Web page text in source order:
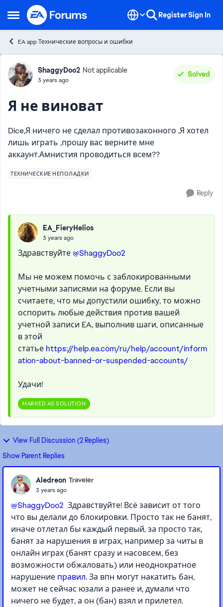
Open Side Menu
Skip to content RegisterSign In
EA app Технические вопросы и ошибки
Forum Discussion
ShaggyDoo2 Not applicable
3 years ago
Solved
Я не виноват
Dice,Я ничего не сделал противозаконного ,Я хотел
лишь играть ,прошу вас верните мне
аккаунт.Амнистия проводиться всем??
ТЕХНИЧЕСКИЕ НЕПОЛАДКИ
Reply
EA_FieryHelios
3 years ago
Здравствуйте @ShaggyDoo2
Мы не можем помочь с заблокированными
учетными записями на форуме. Если вы
считаете, что мы допустили ошибку, то можно
оспорить любые действия против вашей
учетной записи EA, выполнив шаги, описанные
в этой
статье https://help.ea.com/ru/help/account/inform
ation-about-banned-or-suspended-accounts/
Удачи!
MARKED AS SOLUTION
View Full Discussion (2 Replies)
Show Parent Replies
Aledreon Traveler
3 years ago
@ShaggyDoo2 Здравствуйте! Всё зависит от того
что вы делали до блокировки. Просто так не банят,
иначе отлетал бы каждый первый, за просто так,
банят за нарушения в играх, например за читы в
онлайн играх (банят сразу и насовсем, без
возможности обжаловать) или неоднократное
нарушение правил. За впн могут накатить бан,
может не сейчас юзали а ранее и, думали что
ничего не будет, а он (бан) взял и прилетел.